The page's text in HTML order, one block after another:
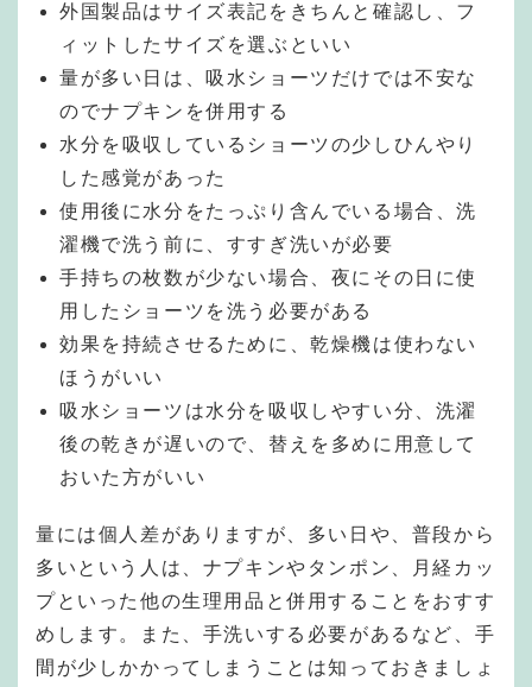
外国製品はサイズ表記をきちんと確認し、フ
ィットしたサイズを選ぶといい
量が多い日は、吸水ショーツだけでは不安な
のでナプキンを併用する
水分を吸収しているショーツの少しひんやり
した感覚があった
使用後に水分をたっぷり含んでいる場合、洗
濯機で洗う前に、すすぎ洗いが必要
手持ちの枚数が少ない場合、夜にその日に使
用したショーツを洗う必要がある
効果を持続させるために、乾燥機は使わない
ほうがいい
吸水ショーツは水分を吸収しやすい分、洗濯
後の乾きが遅いので、替えを多めに用意して
おいた方がいい
量には個人差がありますが、多い日や、普段から
多いという人は、ナプキンやタンポン、月経カッ
プといった他の生理用品と併用することをおすす
めします。また、手洗いする必要があるなど、手
間が少しかかってしまうことは知っておきましょ